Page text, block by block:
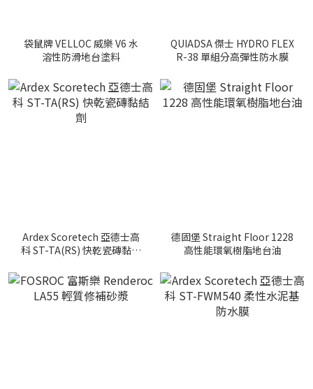
袋鼠牌 VELLOC 威樂 V6 水
溶性防滑地台塗料
QUIADSA 傑士 HYDRO FLEX
R-38 單組分高彈性防水膜
Ardex Scoretech 亞德士高
科 ST-TA(RS) 快乾瓷磚黏結
德固堡 Straight Floor 1228
高性能環氧樹脂地台油